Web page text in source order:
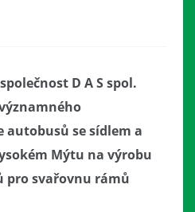
D A S spol.
se sídlem a
Mýtu na výrobu
pro svařovnu rámů